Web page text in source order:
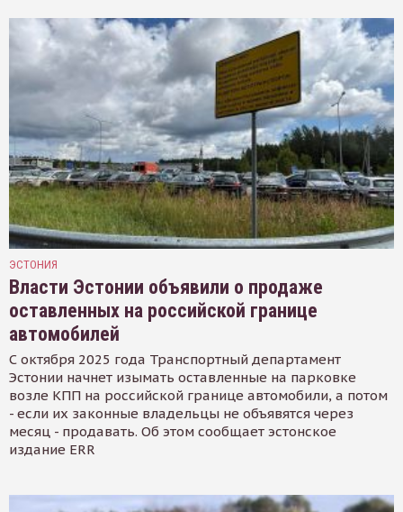
ЭСТОНИЯ
Власти Эстонии объявили о продаже
оставленных на российской границе
автомобилей
С октября 2025 года Транспортный департамент
Эстонии начнет изымать оставленные на парковке
возле КПП на российской границе автомобили, а потом
- если их законные владельцы не объявятся через
месяц - продавать. Об этом сообщает эстонское
издание ERR